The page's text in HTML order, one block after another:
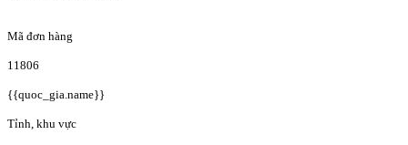
Mã đơn hàng
11806
{{quoc_gia.name}}
Tỉnh, khu vực